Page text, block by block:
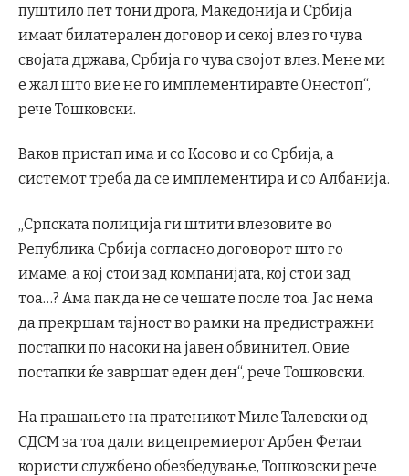
пуштило пет тони дрога, Македонија и Србија
имаат билатерален договор и секој влез го чува
својата држава, Србија го чува својот влез. Мене ми
е жал што вие не го имплементиравте Онестоп“,
рече Тошковски.
Ваков пристап има и со Косово и со Србија, а
системот треба да се имплементира и со Албанија.
„Српската полиција ги штити влезовите во
Република Србија согласно договорот што го
имаме, а кој стои зад компанијата, кој стои зад
тоа…? Ама пак да не се чешате после тоа. Јас нема
да прекршам тајност во рамки на предистражни
постапки по насоки на јавен обвинител. Овие
постапки ќе завршат еден ден“, рече Тошковски.
На прашањето на пратеникот Миле Талевски од
СДСМ за тоа дали вицепремиерот Арбен Фетаи
користи службено обезбедување, Тошковски рече